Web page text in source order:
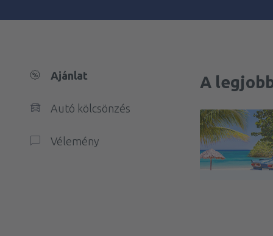
Ajánlat
Autó kölcsönzés
Vélemény
A